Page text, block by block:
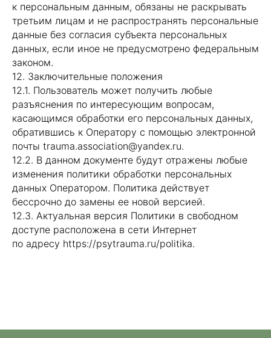
к персональным данным, обязаны не раскрывать
третьим лицам и не распространять персональные
данные без согласия субъекта персональных
данных, если иное не предусмотрено федеральным
законом.
12. Заключительные положения
12.1. Пользователь может получить любые
разъяснения по интересующим вопросам,
касающимся обработки его персональных данных,
обратившись к Оператору с помощью электронной
почты trauma.association@yandex.ru.
12.2. В данном документе будут отражены любые
изменения политики обработки персональных
данных Оператором. Политика действует
бессрочно до замены ее новой версией.
12.3. Актуальная версия Политики в свободном
доступе расположена в сети Интернет
по адресу https://psytrauma.ru/politika.